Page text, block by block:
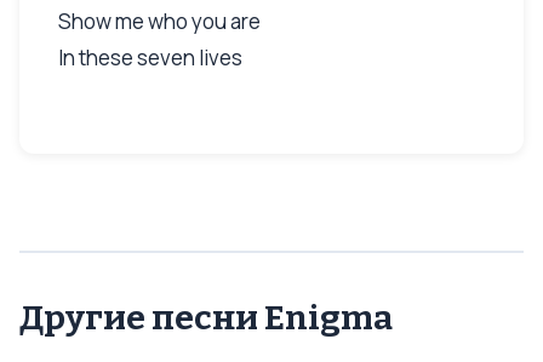
Show me who you are
In these seven lives
Другие песни Enigma